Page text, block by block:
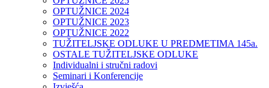
OPTUŽNICE 2024
OPTUŽNICE 2023
OPTUŽNICE 2022
TUŽITELJSKE ODLUKE U PREDMETIMA 145a.
OSTALE TUŽITELJSKE ODLUKE
Individualni i stručni radovi
Seminari i Konferencije